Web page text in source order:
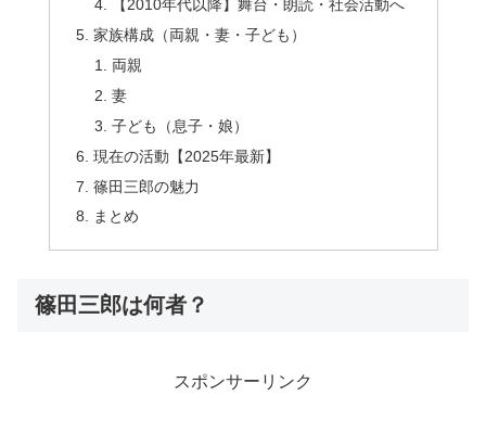
【2010年代以降】舞台・朗読・社会活動へ
家族構成（両親・妻・子ども）
両親
妻
子ども（息子・娘）
現在の活動【2025年最新】
篠田三郎の魅力
まとめ
篠田三郎は何者？
スポンサーリンク